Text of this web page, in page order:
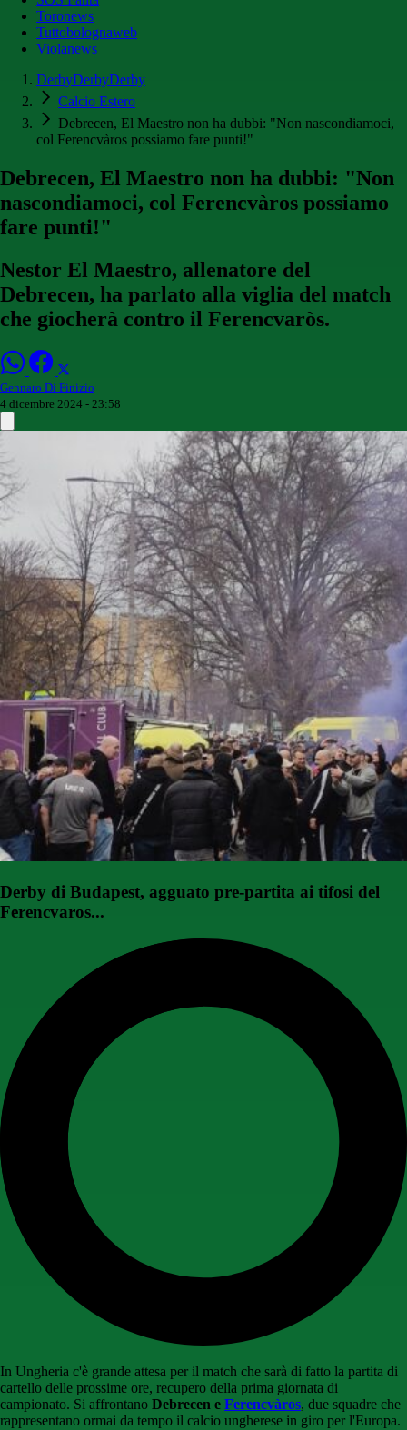
Toronews
Tuttobolognaweb
Violanews
DerbyDerbyDerby
Calcio Estero
Debrecen, El Maestro non ha dubbi: "Non nascondiamoci,
col Ferencvàros possiamo fare punti!"
Debrecen, El Maestro non ha dubbi: "Non
nascondiamoci, col Ferencvàros possiamo
fare punti!"
Nestor El Maestro, allenatore del
Debrecen, ha parlato alla viglia del match
che giocherà contro il Ferencvaròs.
Gennaro Di Finizio
4 dicembre 2024 - 23:58
Derby di Budapest, agguato pre-partita ai tifosi del
Ferencvaros...
In Ungheria c'è grande attesa per il match che sarà di fatto la partita di
cartello delle prossime ore, recupero della prima giornata di
campionato. Si affrontano Debrecen e Ferencvàros, due squadre che
rappresentano ormai da tempo il calcio ungherese in giro per l'Europa.